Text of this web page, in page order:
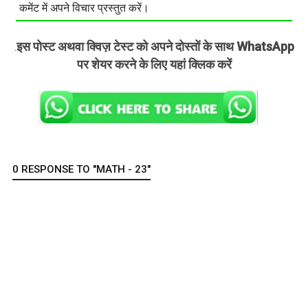
कमेंट में अपने विचार प्रस्तुत करें।
.इस पोस्ट अथवा क्विज़ टेस्ट को अपने दोस्तों के साथ WhatsApp
पर शेयर करने के लिए यहां क्लिक करें
0 RESPONSE TO "MATH - 23"